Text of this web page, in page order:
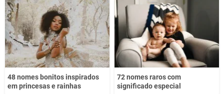
Outro
48 nomes bonitos inspirados
em princesas e rainhas
72 nomes raros com
significado especial